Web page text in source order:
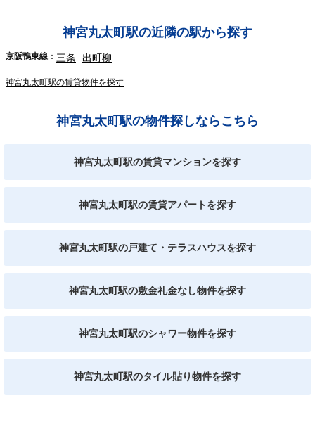
神宮丸太町駅の近隣の駅から探す
京阪鴨東線 三条 出町柳
神宮丸太町駅の賃貸物件を探す
神宮丸太町駅の物件探しならこちら
神宮丸太町駅の賃貸マンションを探す
神宮丸太町駅の賃貸アパートを探す
神宮丸太町駅の戸建て・テラスハウスを探す
神宮丸太町駅の敷金礼金なし物件を探す
神宮丸太町駅のシャワー物件を探す
神宮丸太町駅のタイル貼り物件を探す